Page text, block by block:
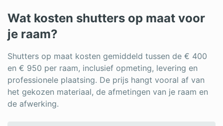
Wat kosten shutters op maat voor
je raam?
Shutters op maat kosten gemiddeld tussen de € 400
en € 950 per raam, inclusief opmeting, levering en
professionele plaatsing. De prijs hangt vooral af van
het gekozen materiaal, de afmetingen van je raam en
de afwerking.